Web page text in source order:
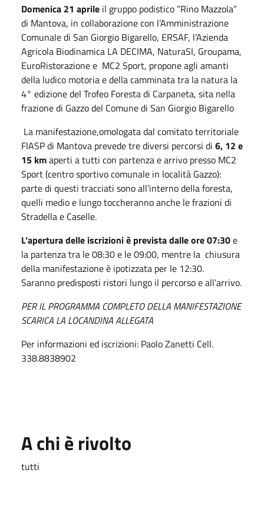
Domenica 21 aprile il gruppo podistico ”Rino Mazzola”
di Mantova, in collaborazione con l’Amministrazione
Comunale di San Giorgio Bigarello, ERSAF, l’Azienda
Agricola Biodinamica LA DECIMA, NaturaSI, Groupama,
EuroRistorazione e MC2 Sport, propone agli amanti
della ludico motoria e della camminata tra la natura la
4° edizione del Trofeo Foresta di Carpaneta, sita nella
frazione di Gazzo del Comune di San Giorgio Bigarello
La manifestazione,omologata dal comitato territoriale
FIASP di Mantova prevede tre diversi percorsi di 6, 12 e
15 kmaperti a tutti con partenza e arrivo presso MC2
Sport (centro sportivo comunale in località Gazzo):
parte di questi tracciati sono all’interno della foresta,
quelli medio e lungo toccheranno anche le frazioni di
Stradella e Caselle.
L‘apertura delle iscrizioni è prevista dalle ore 07:30e
la partenza tra le 08:30 e le 09:00, mentre la chiusura
della manifestazione è ipotizzata per le 12:30.
Saranno predisposti ristori lungo il percorso e all’arrivo.
PER IL PROGRAMMA COMPLETO DELLA MANIFESTAZIONE
SCARICA LA LOCANDINA ALLEGATA
Per informazioni ed iscrizioni: Paolo Zanetti Cell.
338.8838902
A chi è rivolto
tutti